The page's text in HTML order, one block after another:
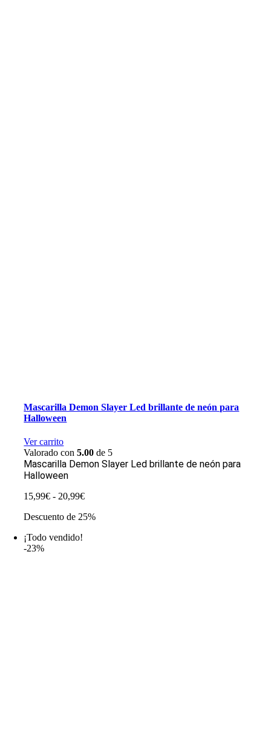
Mascarilla Demon Slayer Led brillante de neón para
Halloween
Ver carrito
Valorado con5.00 de 5
Mascarilla Demon Slayer Led brillante de neón para
Halloween
15,99€ - 20,99€Rango
precios:
Descuento de 25%
¡Todo vendido!
-23%